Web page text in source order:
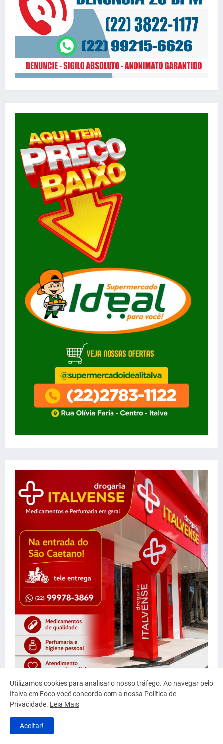
Utilizamos cookies para analisar o nosso tráfego. Ao navegar pelo
Italva em Foco você concorda com a nossa Política de
Privacidade. Leia Mais
Aceitar!